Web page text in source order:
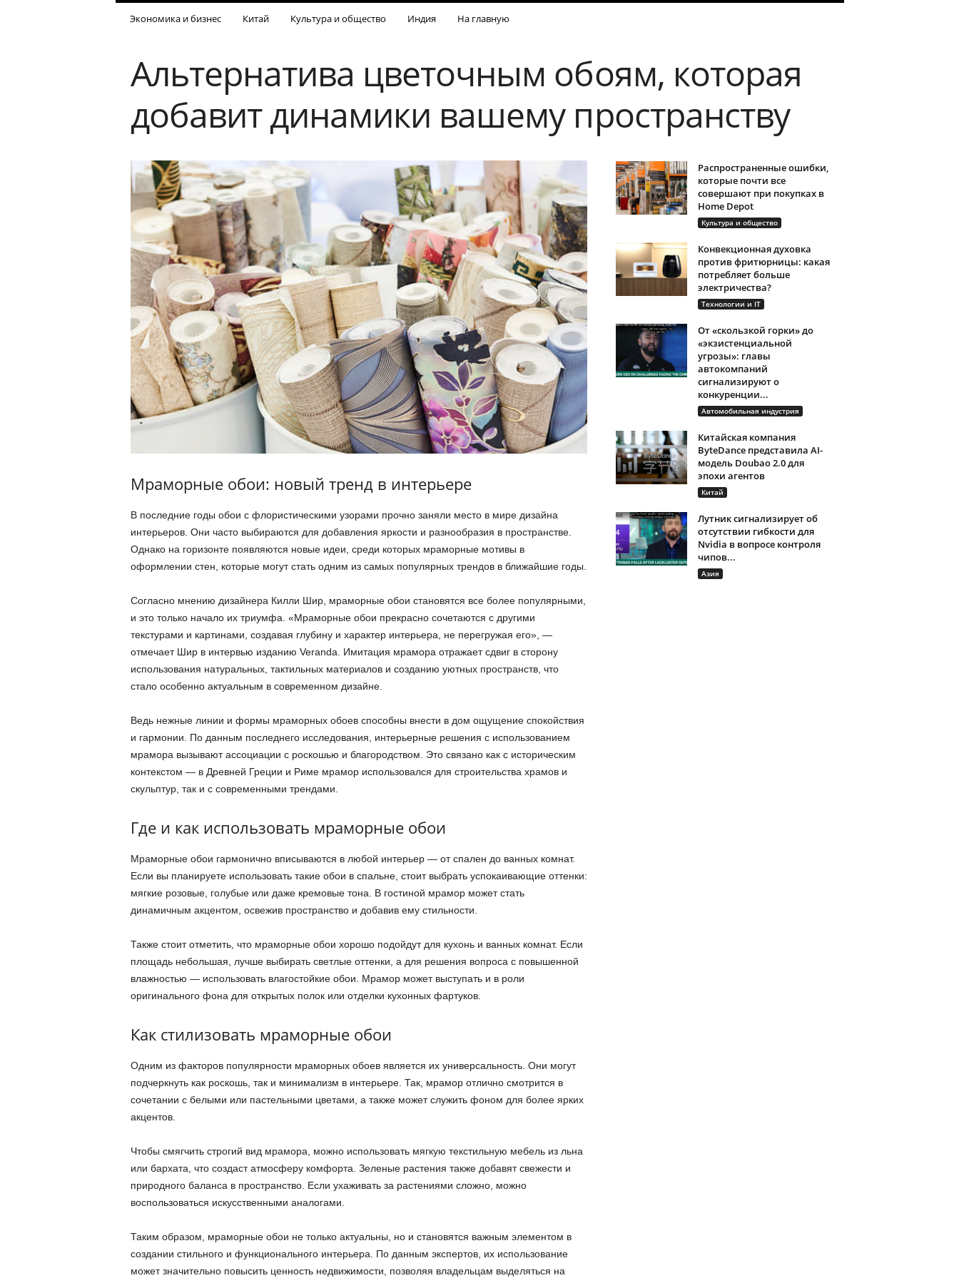
Экономика и бизнес Китай Культура и общество Индия На главную
Альтернатива цветочным обоям, которая
добавит динамики вашему пространству
Мраморные обои: новый тренд в интерьере
В последние годы обои с флористическими узорами прочно заняли место в мире дизайна
интерьеров. Они часто выбираются для добавления яркости и разнообразия в пространстве.
Однако на горизонте появляются новые идеи, среди которых мраморные мотивы в
оформлении стен, которые могут стать одним из самых популярных трендов в ближайшие годы.
Согласно мнению дизайнера Килли Шир, мраморные обои становятся все более популярными,
и это только начало их триумфа. «Мраморные обои прекрасно сочетаются с другими
текстурами и картинами, создавая глубину и характер интерьера, не перегружая его», —
отмечает Шир в интервью изданию Veranda. Имитация мрамора отражает сдвиг в сторону
использования натуральных, тактильных материалов и созданию уютных пространств, что
стало особенно актуальным в современном дизайне.
Ведь нежные линии и формы мраморных обоев способны внести в дом ощущение спокойствия
и гармонии. По данным последнего исследования, интерьерные решения с использованием
мрамора вызывают ассоциации с роскошью и благородством. Это связано как с историческим
контекстом — в Древней Греции и Риме мрамор использовался для строительства храмов и
скульптур, так и с современными трендами.
Где и как использовать мраморные обои
Мраморные обои гармонично вписываются в любой интерьер — от спален до ванных комнат.
Если вы планируете использовать такие обои в спальне, стоит выбрать успокаивающие оттенки:
мягкие розовые, голубые или даже кремовые тона. В гостиной мрамор может стать
динамичным акцентом, освежив пространство и добавив ему стильности.
Также стоит отметить, что мраморные обои хорошо подойдут для кухонь и ванных комнат. Если
площадь небольшая, лучше выбирать светлые оттенки, а для решения вопроса с повышенной
влажностью — использовать влагостойкие обои. Мрамор может выступать и в роли
оригинального фона для открытых полок или отделки кухонных фартуков.
Как стилизовать мраморные обои
Одним из факторов популярности мраморных обоев является их универсальность. Они могут
подчеркнуть как роскошь, так и минимализм в интерьере. Так, мрамор отлично смотрится в
сочетании с белыми или пастельными цветами, а также может служить фоном для более ярких
акцентов.
Чтобы смягчить строгий вид мрамора, можно использовать мягкую текстильную мебель из льна
или бархата, что создаст атмосферу комфорта. Зеленые растения также добавят свежести и
природного баланса в пространство. Если ухаживать за растениями сложно, можно
воспользоваться искусственными аналогами.
Таким образом, мраморные обои не только актуальны, но и становятся важным элементом в
создании стильного и функционального интерьера. По данным экспертов, их использование
может значительно повысить ценность недвижимости, позволяя владельцам выделяться на
Распространенные ошибки,
которые почти все
совершают при покупках в
Home Depot
Культура и общество
Конвекционная духовка
против фритюрницы: какая
потребляет больше
электричества?
Технологии и IT
От «скользкой горки» до
«экзистенциальной
угрозы»: главы
автокомпаний
сигнализируют о
конкуренции...
Автомобильная индустрия
Китайская компания
ByteDance представила AI-
модель Doubao 2.0 для
эпохи агентов
Китай
Лутник сигнализирует об
отсутствии гибкости для
Nvidia в вопросе контроля
чипов...
Азия